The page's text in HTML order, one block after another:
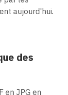
aujourd'hui.
des
en JPG en